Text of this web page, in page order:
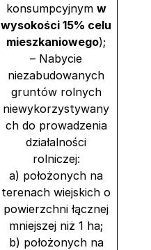
konsumpcyjnym w
wysokości 15% celu
mieszkaniowego);
– Nabycie
niezabudowanych
gruntów rolnych
niewykorzystywany
ch do prowadzenia
działalności
rolniczej:
a) położonych na
terenach wiejskich o
powierzchni łącznej
mniejszej niż 1 ha;
b) położonych na